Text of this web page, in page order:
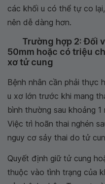
các khối u có thể tự co
nên dễ dàng hơn.
Trường hợp 2: Đối
50mm hoặc có triệu
xơ tử cung
Bệnh nhân cần phải thực
u xơ lớn trước khi mang
bình thường sau khoảng
Việc trì hoãn thai nghén
nguy cơ sảy thai do tử
Quyết định giữ tử cung
thuộc vào tình trạng của